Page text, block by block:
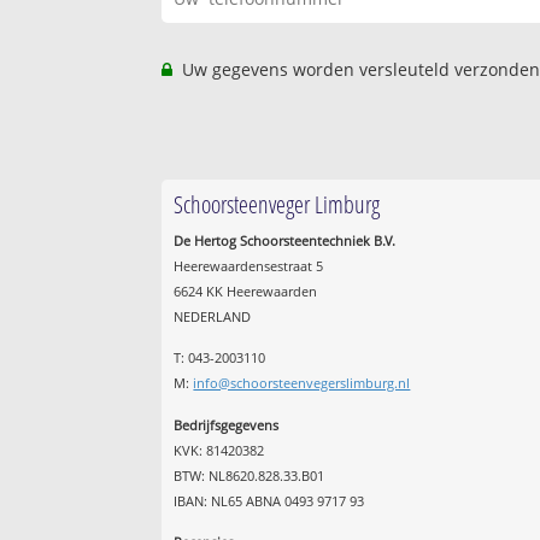
Uw gegevens worden versleuteld
Schoorsteenveger Limburg
De Hertog Schoorsteentechniek B.V.
Heerewaardensestraat 5
6624 KK Heerewaarden
NEDERLAND
T: 043-2003110
M: info@schoorsteenvegerslimburg.nl
Bedrijfsgegevens
KVK: 81420382
BTW: NL8620.828.33.B01
IBAN: NL65 ABNA 0493 9717 93